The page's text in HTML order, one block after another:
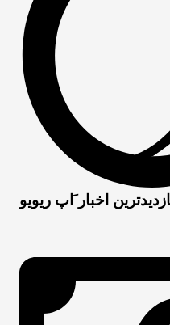
اخبار َاپ ریویو